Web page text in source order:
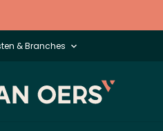
& Branches